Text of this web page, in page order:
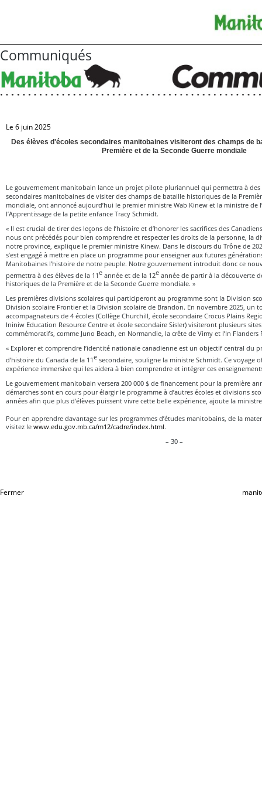
Communiqués
Le 6 juin 2025
Des élèves d'écoles secondaires manitobaines visiteront des champs de
Première et de la Seconde Guerre mondiale
Le gouvernement manitobain lance un projet pilote pluriannuel qui permettra à des
secondaires manitobaines de visiter des champs de bataille historiques de la
mondiale, ont annoncé aujourd’hui le premier ministre Wab Kinew et la ministre de
l’Apprentissage de la petite enfance Tracy Schmidt.
« Il est crucial de tirer des leçons de l’histoire et d’honorer les sacrifices des
nous ont précédés pour bien comprendre et respecter les droits de la personne, la
notre province, explique le premier ministre Kinew. Dans le discours du Trône de
s’est engagé à mettre en place un programme pour enseigner aux futures
Manitobaines l’histoire de notre peuple. Notre gouvernement introduit donc ce
permettra à des élèves de la 11e année et de la 12e année de partir à la découverte
historiques de la Première et de la Seconde Guerre mondiale. »
Les premières divisions scolaires qui participeront au programme sont la Division
Division scolaire Frontier et la Division scolaire de Brandon. En novembre 2025, un
accompagnateurs de 4 écoles (Collège Churchill, école secondaire Crocus Plains
Ininiw Education Resource Centre et école secondaire Sisler) visiteront plusieurs
commémoratifs, comme Juno Beach, en Normandie, la crête de Vimy et l’In
« Explorer et comprendre l’identité nationale canadienne est un objectif central du
d’histoire du Canada de la 11e secondaire, souligne la ministre Schmidt. Ce voyage
expérience immersive qui les aidera à bien comprendre et intégrer ces
Le gouvernement manitobain versera 200 000 $ de financement pour la première
démarches sont en cours pour élargir le programme à d’autres écoles et divisions
années afin que plus d’élèves puissent vivre cette belle expérience, ajoute la
Pour en apprendre davantage sur les programmes d’études manitobains, de la
visitez le www.edu.gov.mb.ca/m12/cadre/index.html.
– 30 –
Fermer